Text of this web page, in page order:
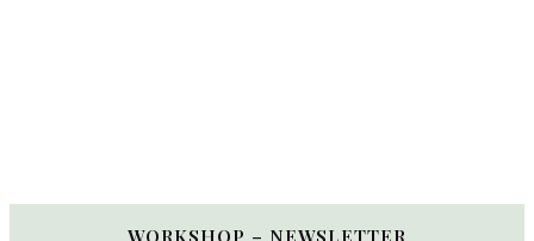
WORKSHOP – NEWSLETTER